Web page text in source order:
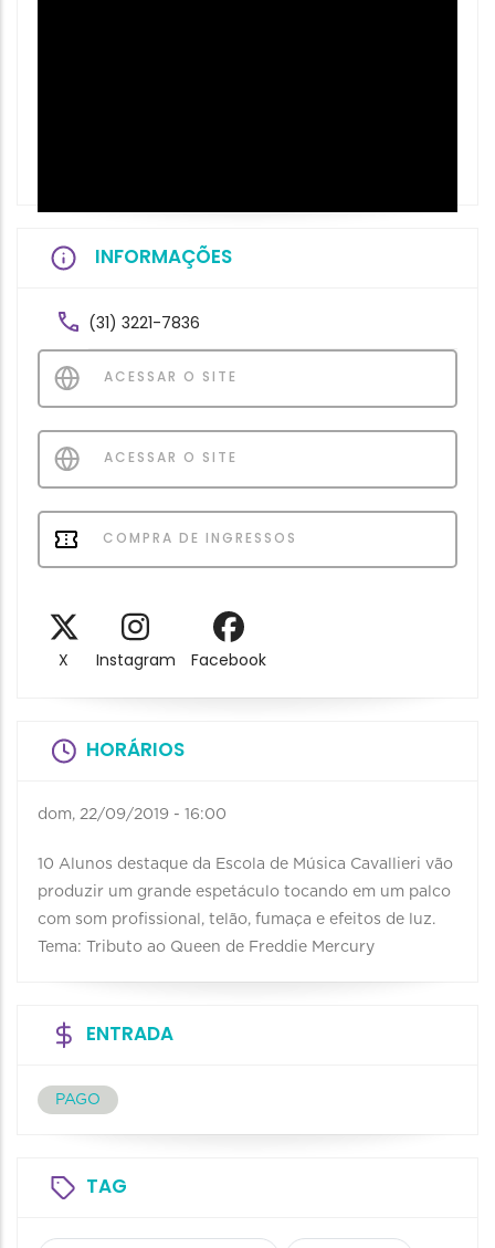
INFORMAÇÕES
(31) 3221-7836
ACESSAR O SITE
ACESSAR O SITE
COMPRA DE INGRESSOS
X Instagram Facebook
HORÁRIOS
dom, 22/09/2019 - 16:00
10 Alunos destaque da Escola de Música Cavallieri vão
produzir um grande espetáculo tocando em um palco
com som profissional, telão, fumaça e efeitos de luz.
Tema: Tributo ao Queen de Freddie Mercury
ENTRADA
PAGO
TAG